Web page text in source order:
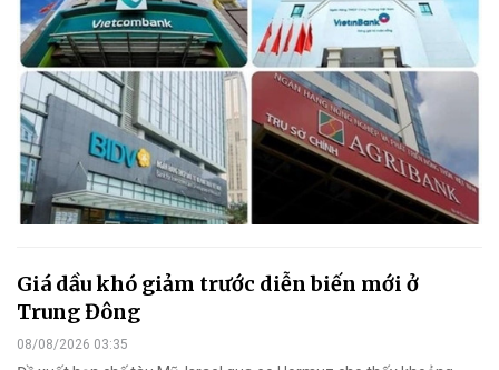
Giá dầu khó giảm trước diễn biến mới ở
Trung Đông
08/08/2026 03:35